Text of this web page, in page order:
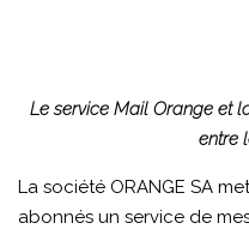
2024-
11K
Le service Mail Orange et
entre
La société ORANGE SA
abonnés un service de